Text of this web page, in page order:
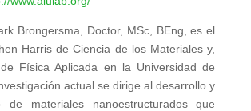
Brongersma, Doctor, MSc, BEng, es el
Harris de Ciencia de los Materiales y,
Física Aplicada en la Universidad de
actual se dirige al desarrollo y
de materiales nanoestructurados que